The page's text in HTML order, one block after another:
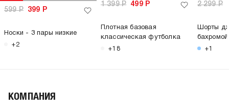
599Р 399 Р
Носки - 3 пары низкие
+2
1 399Р 499Р
Плотная базовая
классическая футболка
+18
2 299Р
Шорты
бахромой
+1
КОМПАНИЯ